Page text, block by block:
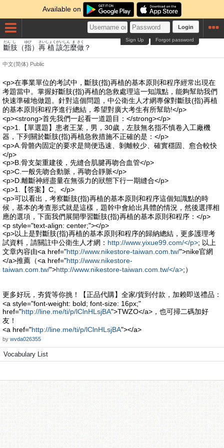
Available on
Login
Forgot password
Sign Up
斷
だん
肢
し
（指
ゆび
） 再
さい
植
しょく
該
がい
怎
しん
麼
ま
做
さく
？
中文(简体) Public
<p>在事業單位的考試中，斷肢(指)再植的基本原則和程序經常出現在
考題當中。掌握好斷肢(指)再植的急救處理這一知識點，能夠幫助我們
快速準確地做題。針對這個問題，中公衛生人才網專傢對斷肢(指)再植
的基本原則和程序進行總結，希望對廣大考生有所幫助!</p>
<p><strong>首先我們一起看一道題目：</strong></p>
<p>1.【單選題】患者王某，男，30歲，左肢無名指不慎卷入工廠機
器，下列關於斷肢(指)再植急救措施不正確的是：</p>
<p>A.骨骼內固定的要求是簡便迅速、剝離較少、確實穩固、愈合較快
</p>
<p>B.骨支架重建後，先縫合肌腱再吻合血管</p>
<p>C.一般先吻合動脈，再吻合靜脈</p>
<p>D.離斷神經盡量在無張力的狀態下行一期縫合</p>
<p>1.【答案】C。</p>
<p>可以看出，考察斷肢(指)再植的基本原則和程序這個知識點的時
候，基本的考查形式就是這樣，題幹中會給出具體的情況，然後選擇相
應的選項，下面我們展開學習斷肢(指)再植的基本原則和程序：</p>
<p style="text-align: center;"></p>
<p>以上是對斷肢(指)再植的基本原則和程序的歸納總結，更多護理考
試資料，請關註中公衛生人才網： http://www.yixue99.com/</p>; 以上
文章內容由<a href="http://www.nikestore-taiwan.com.tw/">nike官網
</a>推薦（<a href="http://www.nikestore-
taiwan.com.tw/">http://www.nikestore-taiwan.com.tw/</a>;）
更多好玩，夯貨等你挑！【正品代購】全家/貨到付款，加赖即送禮品：
<a style="font-weight: bold; font-size: 16px;"
href="http://line.me/ti/p/lClnHLsjBA">TWZO</a>，也可掃二碼加好
友！
<a href="http://line.me/ti/p/lClnHLsjBA"></a>
by wvda026355
Vocabulary List